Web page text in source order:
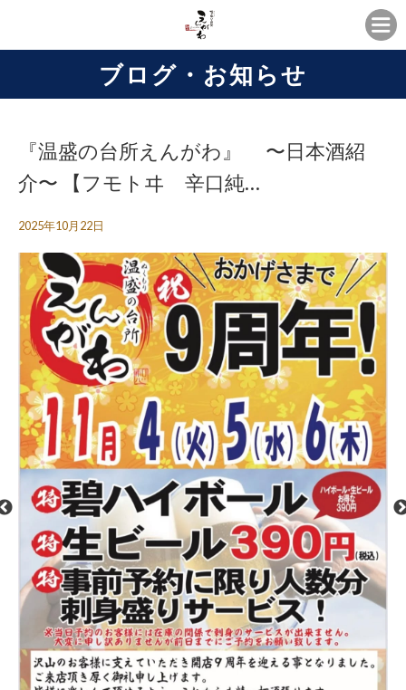
ブログ・お知らせ
『温盛の台所えんがわ』 〜日本酒紹
介〜 【フモトヰ 辛口純…
2025年10月22日